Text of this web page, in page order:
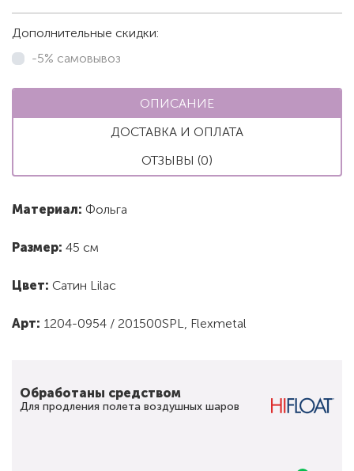
Дополнительные скидки:
-5% самовывоз
ОПИСАНИЕ
ДОСТАВКА И ОПЛАТА
ОТЗЫВЫ (0)
Материал: Фольга
Размер: 45 см
Цвет: Сатин Lilac
Арт: 1204-0954 / 201500SPL, Flexmetal
Обработаны средством
Для продления полета воздушных шаров